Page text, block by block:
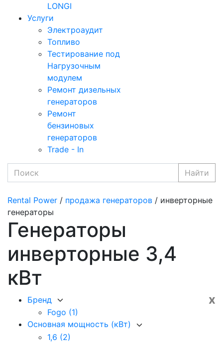
LONGI
Услуги
Электроаудит
Топливо
Тестирование под
Нагрузочным
модулем
Ремонт дизельных
генераторов
Ремонт
бензиновых
генераторов
Trade - In
Найти
Rental Power / продажа генераторов / инверторные
генераторы
Генераторы
инверторные 3,4
кВт
x
Бренд
Fogo (1)
Основная мощность (кВт)
1,6 (2)